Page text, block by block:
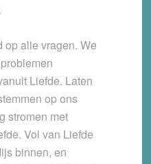
op alle vragen. We
Liefde. Laten
op ons
stromen met
Vol van Liefde
binnen, en